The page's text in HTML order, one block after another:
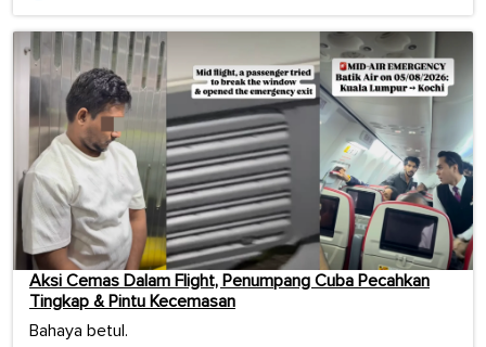
Aksi Cemas Dalam Flight, Penumpang Cuba Pecahkan
Tingkap & Pintu Kecemasan
Bahaya betul.